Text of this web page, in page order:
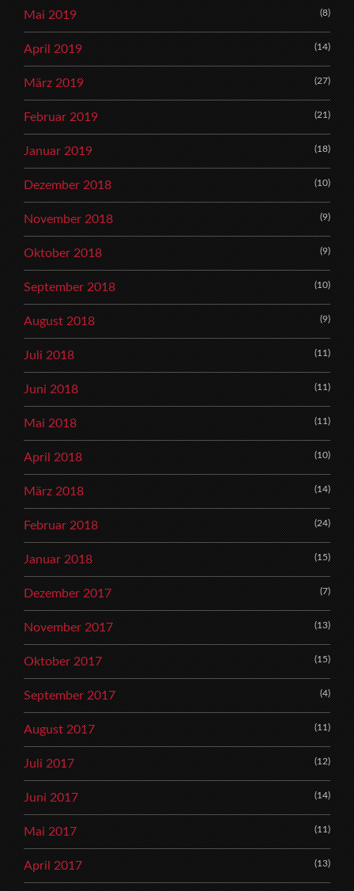
Mai 2019 (8)
April 2019 (14)
März 2019 (27)
Februar 2019 (21)
Januar 2019 (18)
Dezember 2018 (10)
November 2018 (9)
Oktober 2018 (9)
September 2018 (10)
August 2018 (9)
Juli 2018 (11)
Juni 2018 (11)
Mai 2018 (11)
April 2018 (10)
März 2018 (14)
Februar 2018 (24)
Januar 2018 (15)
Dezember 2017 (7)
November 2017 (13)
Oktober 2017 (15)
September 2017 (4)
August 2017 (11)
Juli 2017 (12)
Juni 2017 (14)
Mai 2017 (11)
April 2017 (13)